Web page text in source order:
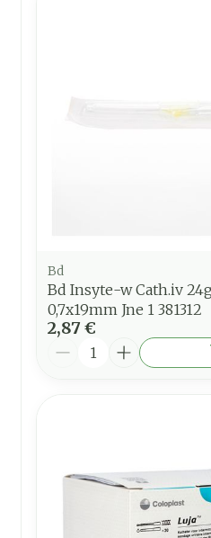
droite pour ajuster les
Bd
Bd Insyte-w Cath.iv
0,7x19mm Jne 1 381312
2,87 €
Quantité